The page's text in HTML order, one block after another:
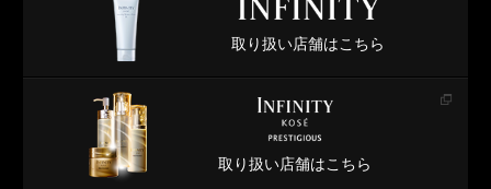
取り扱い店舗はこちら
取り扱い店舗はこちら